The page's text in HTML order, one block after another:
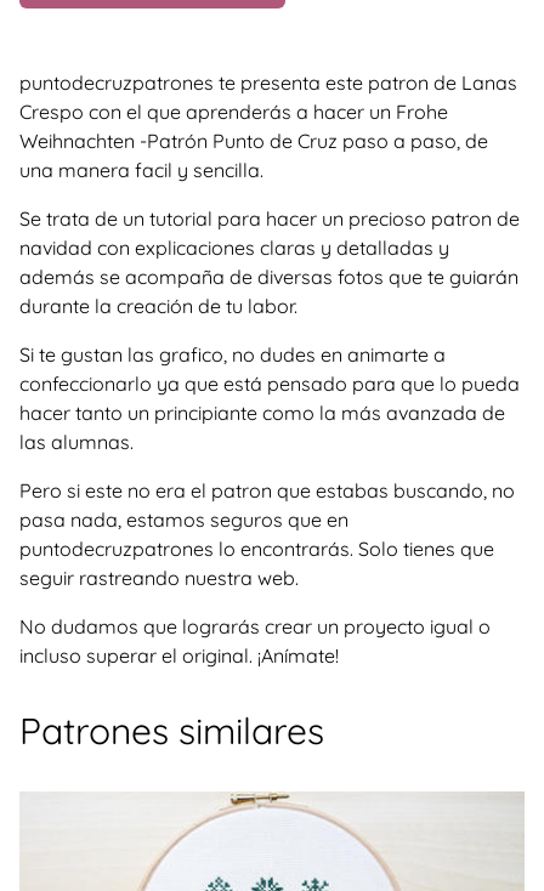
puntodecruzpatrones te presenta este patron de Lanas
Crespo con el que aprenderás a hacer un Frohe
Weihnachten -Patrón Punto de Cruz paso a paso, de
una manera facil y sencilla.
Se trata de un tutorial para hacer un precioso patron de
navidad con explicaciones claras y detalladas y
además se acompaña de diversas fotos que te guiarán
durante la creación de tu labor.
Si te gustan las grafico, no dudes en animarte a
confeccionarlo ya que está pensado para que lo pueda
hacer tanto un principiante como la más avanzada de
las alumnas.
Pero si este no era el patron que estabas buscando, no
pasa nada, estamos seguros que en
puntodecruzpatrones lo encontrarás. Solo tienes que
seguir rastreando nuestra web.
No dudamos que lograrás crear un proyecto igual o
incluso superar el original. ¡Anímate!
Patrones similares